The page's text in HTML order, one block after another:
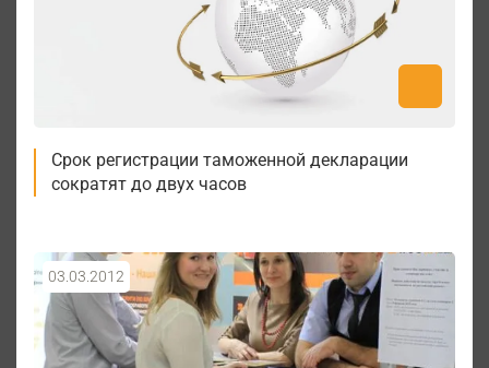
Срок регистрации таможенной декларации
сократят до двух часов
03.03.2012